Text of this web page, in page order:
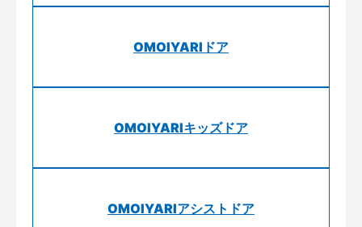
OMOIYARIドア
OMOIYARIキッズドア
OMOIYARIアシストドア